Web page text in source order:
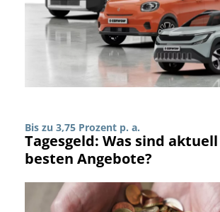
Bis zu 3,75 Prozent p. a.
Tagesgeld: Was sind
besten Angebote?